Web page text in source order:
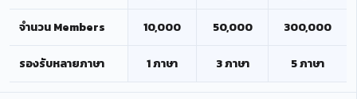
จำนวน Members 10,000 50,000 300,000
รองรับหลายภาษา 1 ภาษา 3 ภาษา 5 ภาษา